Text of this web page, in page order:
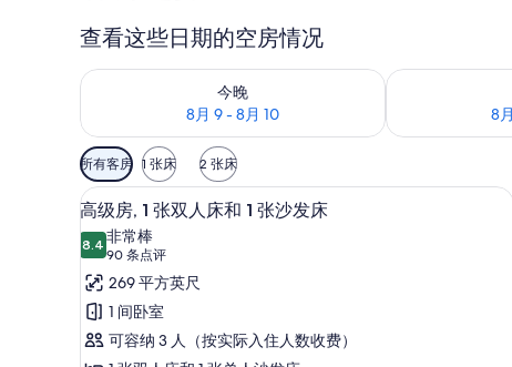
查看这些日期的空房情况
今晚
8月 9 - 8月 10
查看今晚的空房情况：8月 9 - 8月 10
8
查看明天的空房
可
用
的
客
房
筛
选
条
件
所有客房 1 张床 2 张床
显
示
高
级
房,
1
高级房, 1 张双人床和 1 张沙发床
7
高级房, 1 张双人床和 1 张沙发床
8.48.4 分，满分 10 分
非常棒
90 条点评
(90
条
点
评)
269 平方英尺
1 间卧室
可容纳 3 人（按实际入住人数收费）